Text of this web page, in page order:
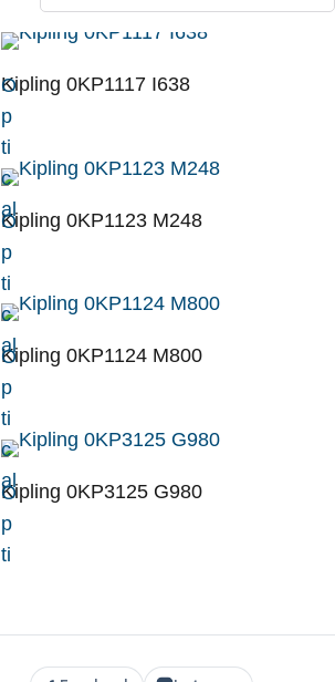
O
p
ti
c
al
Kipling 0KP1117 I638
O
p
ti
c
al
Kipling 0KP1123 M248
O
p
ti
c
al
Kipling 0KP1124 M800
O
p
ti
Kipling 0KP3125 G980